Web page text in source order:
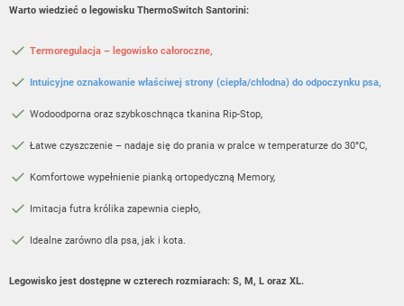
Warto wiedzieć o legowisku ThermoSwitch Santorini:
Termoregulacja – legowisko całoroczne,
Intuicyjne oznakowanie właściwej strony (ciepła/chłodna) do odpoczynku psa,
Wodoodporna oraz szybkoschnąca tkanina Rip-Stop,
Łatwe czyszczenie – nadaje się do prania w pralce w temperaturze do 30°C,
Komfortowe wypełnienie pianką ortopedyczną Memory,
Imitacja futra królika zapewnia ciepło,
Idealne zarówno dla psa, jak i kota.
Legowisko jest dostępne w czterech rozmiarach: S, M, L oraz XL.